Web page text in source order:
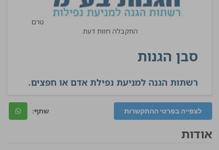
טרם
התקבלה חוות דעת.
סבן הגנות
רשתות הגנה למניעת נפילת אדם או חפצים.
לצפייה בפרטי ההתקשרות שתף:
אודות